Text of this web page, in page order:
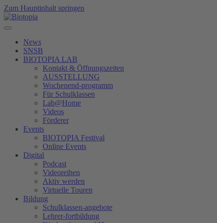
Zum Hauptinhalt springen
News
SNSB
BIOTOPIA LAB
Kontakt & Öffnungszeiten
AUSSTELLUNG
Wochenend-programm
Für Schulklassen
Lab@Home
Videos
Förderer
Events
BIOTOPIA Festival
Online Events
Digital
Podcast
Videoreihen
Aktiv werden
Virtuelle Touren
Bildung
Schulklassen-angebote
Lehrer-fortbildung